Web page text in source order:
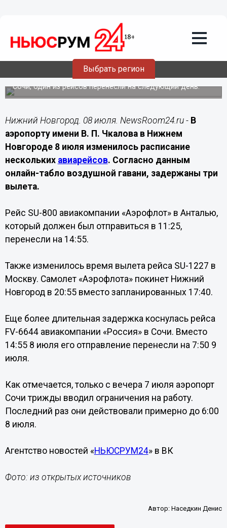
Выбрать регион
08.07.202608:30
Три рейса задержали в аэропорту
Нижнего Новгорода 8 июля
Изменения коснулись вылетов в Анталью, Москву и
Сочи, один из рейсов перенесли на следующий день.
Нижний Новгород. 08 июля. NewsRoom24.ru - В
аэропорту имени В. П. Чкалова в Нижнем
Новгороде 8 июля изменилось расписание
нескольких авиарейсов. Согласно данным
онлайн-табло воздушной гавани, задержаны три
вылета.
Рейс SU-800 авиакомпании «Аэрофлот» в Анталью,
который должен был отправиться в 11:25,
перенесли на 14:55.
Также изменилось время вылета рейса SU-1227 в
Москву. Самолет «Аэрофлота» покинет Нижний
Новгород в 20:55 вместо запланированных 17:40.
Еще более длительная задержка коснулась рейса
FV-6644 авиакомпании «Россия» в Сочи. Вместо
14:55 8 июля его отправление перенесли на 7:50 9
июля.
Как отмечается, только с вечера 7 июля аэропорт
Сочи трижды вводил ограничения на работу.
Последний раз они действовали примерно до 6:00
8 июля.
Агентство новостей «НЬЮСРУМ24» в ВК
Фото: из открытых источников
Автор:Наседкин Денис